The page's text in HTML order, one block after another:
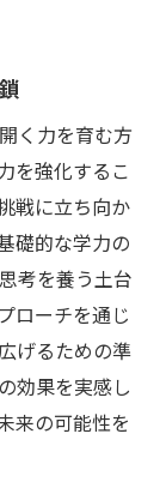
く力を育む方
を強化するこ
戦に立ち向か
礎的な学力の
考を養う土台
ローチを通じ
げるための準
効果を実感し
来の可能性を